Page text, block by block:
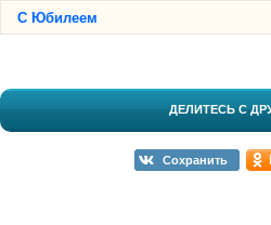
С Юбилеем
ДЕЛИТЕСЬ С
Сохранить